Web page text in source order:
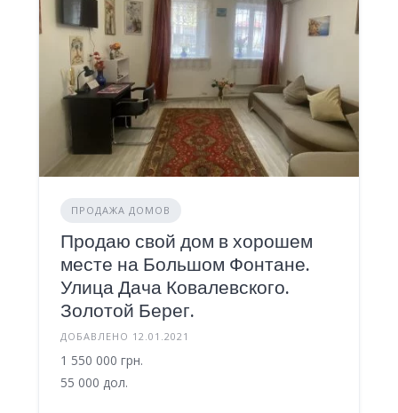
ПРОДАЖА ДОМОВ
Продаю свой дом в хорошем
месте на Большом Фонтане.
Улица Дача Ковалевского.
Золотой Берег.
ДОБАВЛЕНО 12.01.2021
1 550 000 грн.
55 000 дол.